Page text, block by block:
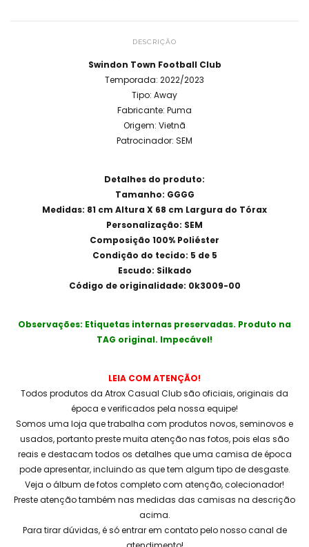
DESCRIÇÃO
Swindon Town Football Club
Temporada: 2022/2023
Tipo: Away
Fabricante: Puma
Origem: Vietnã
Patrocinador: SEM
Detalhes do produto:
Tamanho: GGGG
Medidas: 81 cm Altura X 68 cm Largura do Tórax
Personalização: SEM
Composição 100% Poliéster
Condição do tecido: 5 de 5
Escudo: Silkado
Código de originalidade: 0k3009-00
Observações: Etiquetas internas preservadas. Produto na
TAG original. Impecável!
LEIA COM ATENÇÃO!
Todos produtos da Atrox Casual Club são oficiais, originais da
época e verificados pela nossa equipe!
Somos uma loja que trabalha com produtos novos, seminovos e
usados, portanto preste muita atenção nas fotos, pois elas são
reais e destacam todos os detalhes que uma camisa de época
pode apresentar, incluindo as que tem algum tipo de desgaste.
Veja o álbum de fotos completo com atenção, colecionador!
Preste atenção também nas medidas das camisas na descrição
acima.
Para tirar dúvidas, é só entrar em contato pelo nosso canal de